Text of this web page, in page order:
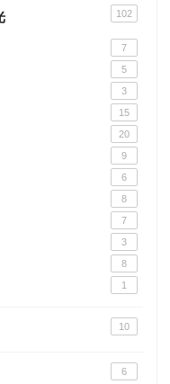
102
7
5
3
15
20
9
6
8
7
3
8
1
10
6